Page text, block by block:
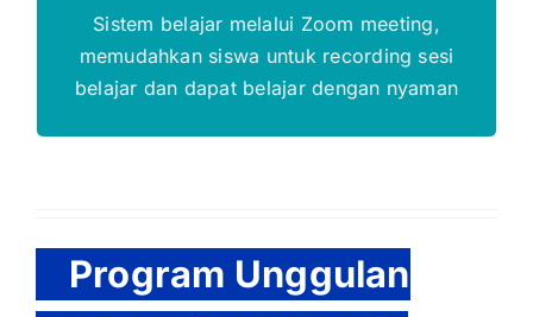
Sistem belajar melalui Zoom meeting,
memudahkan siswa untuk recording sesi
belajar dan dapat belajar dengan nyaman
DAFTAR SEKARANG
Program Unggulan